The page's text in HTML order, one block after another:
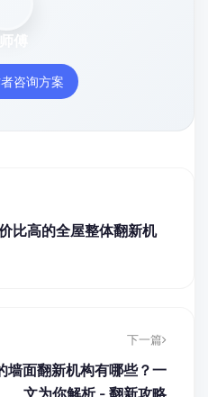
傅
咨询方案
比高的全屋整体翻新机
下一篇
面翻新机构有哪些？一